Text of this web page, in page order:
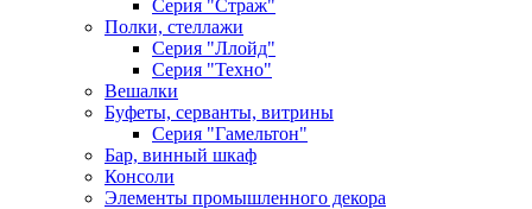
Серия "Страж"
Полки, стеллажи
Серия "Ллойд"
Серия "Техно"
Вешалки
Буфеты, серванты, витрины
Серия "Гамельтон"
Бар, винный шкаф
Консоли
Элементы промышленного декора